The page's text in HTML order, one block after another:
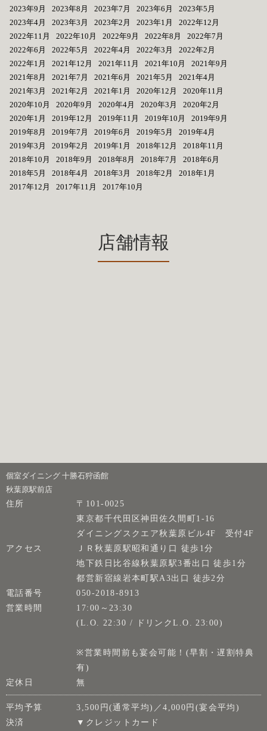
2023年9月
2023年8月 2023年7月 2023年6月
2023年5月
2023年4月
2023年3月 2023年2月 2023年1月
2022年12月
2022年11月
2022年10月 2022年9月 2022年8月
2022年7月
2022年6月
2022年5月 2022年4月 2022年3月
2022年2月
2022年1月
2021年12月 2021年11月 2021年10月
2021年9月
2021年8月
2021年7月 2021年6月 2021年5月
2021年4月
2021年3月
2021年2月 2021年1月 2020年12月
2020年11月
2020年10月
2020年9月 2020年4月 2020年3月
2020年2月
2020年1月
2019年12月 2019年11月 2019年10月
2019年9月
2019年8月
2019年7月 2019年6月 2019年5月
2019年4月
2019年3月
2019年2月 2019年1月 2018年12月
2018年11月
2018年10月
2018年9月 2018年8月 2018年7月
2018年6月
2018年5月
2018年4月 2018年3月 2018年2月
2018年1月
2017年12月
2017年11月 2017年10月
店舗情報
個室ダイニング 十勝石狩函館
秋葉原駅前店
住所
〒101-0025
東京都千代田区神田佐久間町1-16
ダイニングスクエア秋葉原ビル4F 受付4F
アクセス
ＪＲ秋葉原駅昭和通り口 徒歩1分
地下鉄日比谷線秋葉原駅3番出口 徒歩1分
都営新宿線岩本町駅A3出口 徒歩2分
電話番号
050-2018-8913
営業時間
17:00～23:30
(L.O. 22:30 / ドリンクL.O. 23:00)
※営業時間前も宴会可能！(早割・遅割特典
有)
定休日
無
平均予算
3,500円(通常平均)／4,000円(宴会平均)
決済
▼クレジットカード